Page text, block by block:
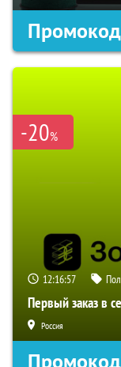
Промокод
-20%
12:16:56
Первый заказ в
Россия
Промокод